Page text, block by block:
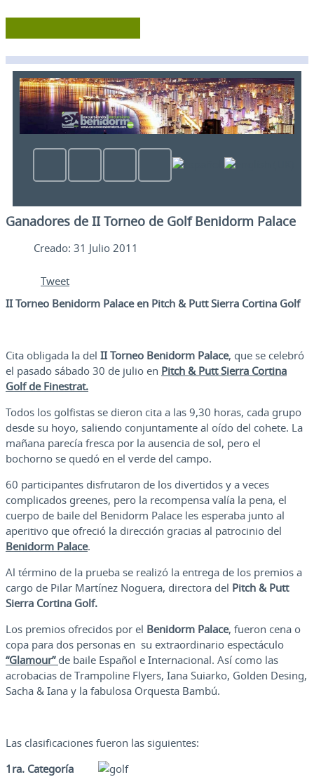
Ganadores de II Torneo de Golf Benidorm Palace
Creado: 31 Julio 2011
Tweet
II Torneo Benidorm Palace en Pitch & Putt Sierra Cortina Golf
Cita obligada la del II Torneo Benidorm Palace, que se celebró
el pasado sábado 30 de julio en Pitch & Putt Sierra Cortina
Golf de Finestrat.
Todos los golfistas se dieron cita a las 9,30 horas, cada grupo
desde su hoyo, saliendo conjuntamente al oído del cohete. La
mañana parecía fresca por la ausencia de sol, pero el
bochorno se quedó en el verde del campo.
60 participantes disfrutaron de los divertidos y a veces
complicados greenes, pero la recompensa valía la pena, el
cuerpo de baile del Benidorm Palace les esperaba junto al
aperitivo que ofreció la dirección gracias al patrocinio del
Benidorm Palace.
Al término de la prueba se realizó la entrega de los premios a
cargo de Pilar Martínez Noguera, directora del Pitch & Putt
Sierra Cortina Golf.
Los premios ofrecidos por el Benidorm Palace, fueron cena o
copa para dos personas en su extraordinario espectáculo
“Glamour” de baile Español e Internacional. Así como las
acrobacias de Trampoline Flyers, Iana Suiarko, Golden Desing,
Sacha & Iana y la fabulosa Orquesta Bambú.
Las clasificaciones fueron las siguientes:
1ra. Categoría